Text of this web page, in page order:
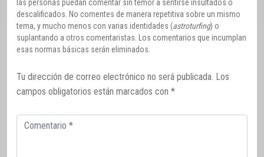
las personas puedan comentar sin temor a sentirse insultados o
descalificados. No comentes de manera repetitiva sobre un mismo
tema, y mucho menos con varias identidades (astroturfing) o
suplantando a otros comentaristas. Los comentarios que incumplan
esas normas básicas serán eliminados.
Tu dirección de correo electrónico no será publicada. Los
campos obligatorios están marcados con *
Comentario